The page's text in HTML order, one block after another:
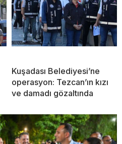
Kuşadası Belediyesi’ne
operasyon: Tezcan’ın kızı
ve damadı gözaltında